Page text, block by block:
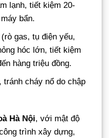
lạnh, tiết kiệm 20-
bẩn.
gas, tụ điện yếu,
hóc lớn, tiết kiệm
hàng triệu đồng.
tránh cháy nổ do chập
Hà Nội, với mật độ
trình xây dựng,